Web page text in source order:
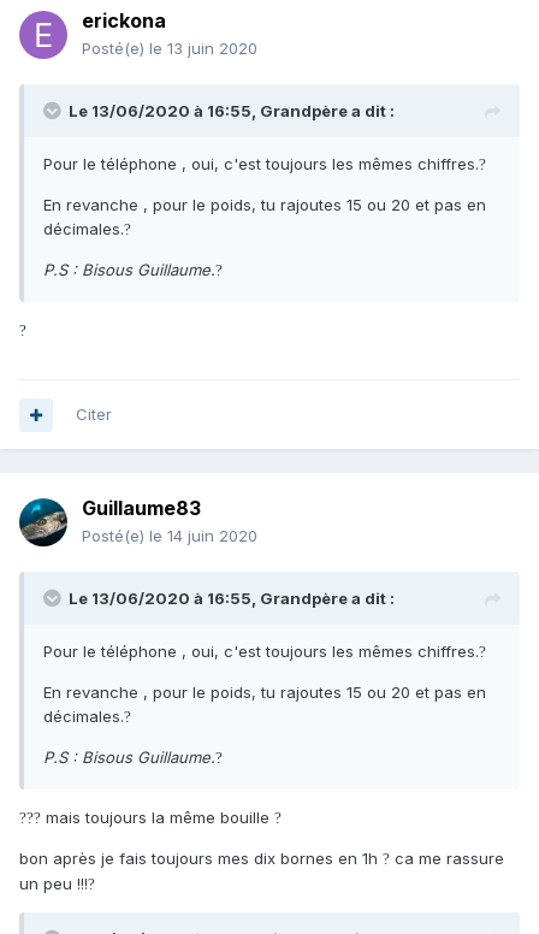
erickona
Posté(e) le 13 juin 2020
Le 13/06/2020 à 16:55, Grandpèrea dit :
Pour le téléphone , oui, c'est toujours les mêmes chiffres.?
En revanche , pour le poids, tu rajoutes 15 ou 20 et pas en
décimales.?
P.S : Bisous Guillaume.?
?
Citer
Guillaume83
Posté(e) le 14 juin 2020
Le 13/06/2020 à 16:55, Grandpèrea dit :
Pour le téléphone , oui, c'est toujours les mêmes chiffres.?
En revanche , pour le poids, tu rajoutes 15 ou 20 et pas en
décimales.?
P.S : Bisous Guillaume.?
??? mais toujours la même bouille ?
bon après je fais toujours mes dix bornes en 1h ? ca me rassure
un peu !!!?